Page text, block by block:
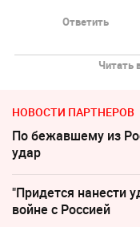
Ответить
Читать
НОВОСТИ ПАРТНЕРОВ
По бежавшему из
удар
"Придется нанести
войне с Россией